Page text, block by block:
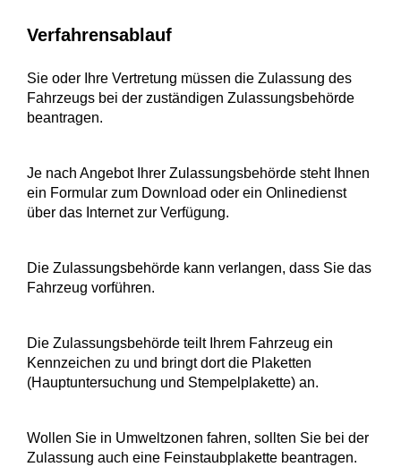
Verfahrensablauf
Sie oder Ihre Vertretung müssen die Zulassung des
Fahrzeugs bei der zuständigen Zulassungsbehörde
beantragen.
Je nach Angebot Ihrer Zulassungsbehörde steht Ihnen
ein Formular zum Download oder ein Onlinedienst
über das Internet zur Verfügung.
Die Zulassungsbehörde kann verlangen, dass Sie das
Fahrzeug vorführen.
Die Zulassungsbehörde teilt Ihrem Fahrzeug ein
Kennzeichen zu und bringt dort die Plaketten
(Hauptuntersuchung und Stempelplakette) an.
Wollen Sie in Umweltzonen fahren, sollten Sie bei der
Zulassung auch eine Feinstaubplakette beantragen.